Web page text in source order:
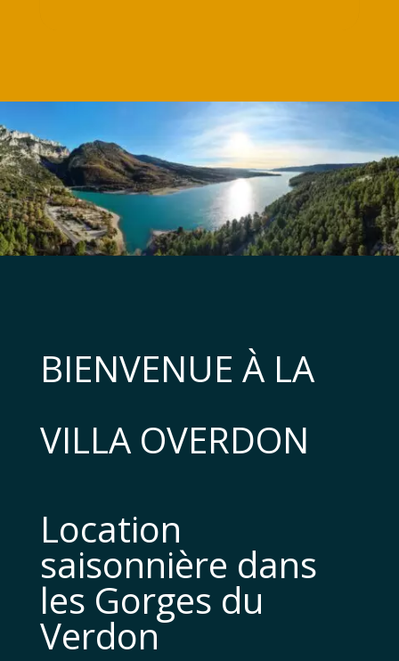
BIENVENUE À LA
VILLA OVERDON
Location
saisonnière dans
les Gorges du
Verdon